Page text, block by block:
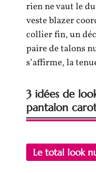
rien ne vaut le
veste blazer
collier fin, un
paire de talons
s’affirme, la
3 idées de
pantalon
Le total look